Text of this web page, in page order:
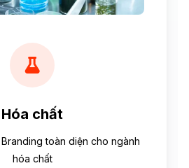
Hóa chất
toàn diện cho ngành
hóa chất